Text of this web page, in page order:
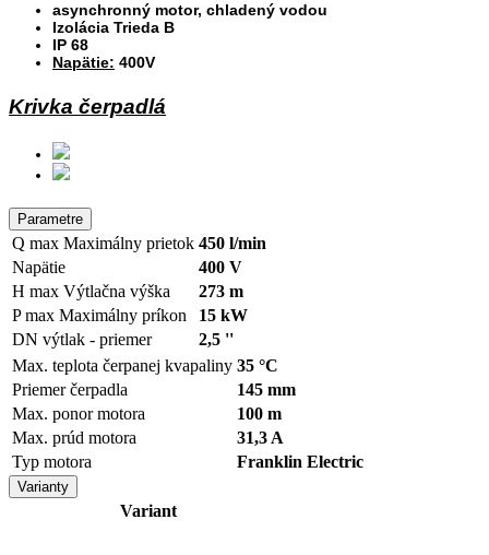
asynchronný motor, chladený vodou
Izolácia Trieda B
IP 68
Napätie: 400V
Krivka čerpadlá
Parametre
Q max Maximálny prietok 450 l/min
Napätie
400 V
H max Výtlačna výška
273 m
P max Maximálny príkon
15 kW
DN výtlak - priemer
2,5 ''
Max. teplota čerpanej kvapaliny 35 °C
Priemer čerpadla
145 mm
Max. ponor motora
100 m
Max. prúd motora
31,3 A
Typ motora
Franklin Electric
Varianty
Variant